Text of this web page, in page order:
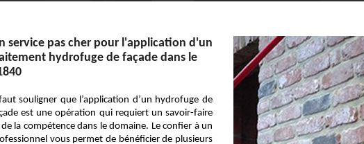
service pas cher pour l'application d'un
hydrofuge de façade dans le
souligner que l’application d’un hydrofuge de
est une opération qui requiert un savoir-faire
la compétence dans le domaine. Le confier à un
vous permet de bénéficier de plusieurs